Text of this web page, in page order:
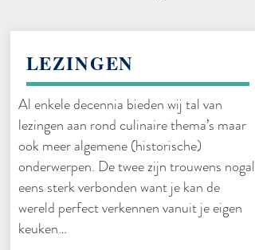
LEZINGEN
Al enkele decennia bieden wij tal van
lezingen aan rond culinaire thema’s maar
ook meer algemene (historische)
onderwerpen. De twee zijn trouwens nogal
eens sterk verbonden want je kan de
wereld perfect verkennen vanuit je eigen
keuken…